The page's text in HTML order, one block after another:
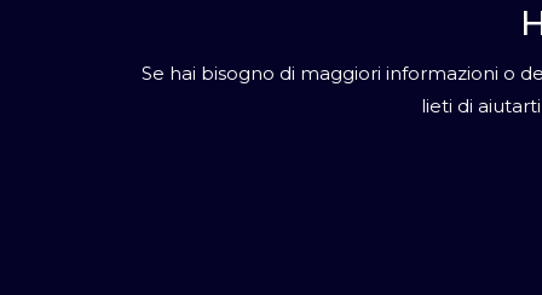
Se hai bisogno di maggiori informazioni o
lieti di